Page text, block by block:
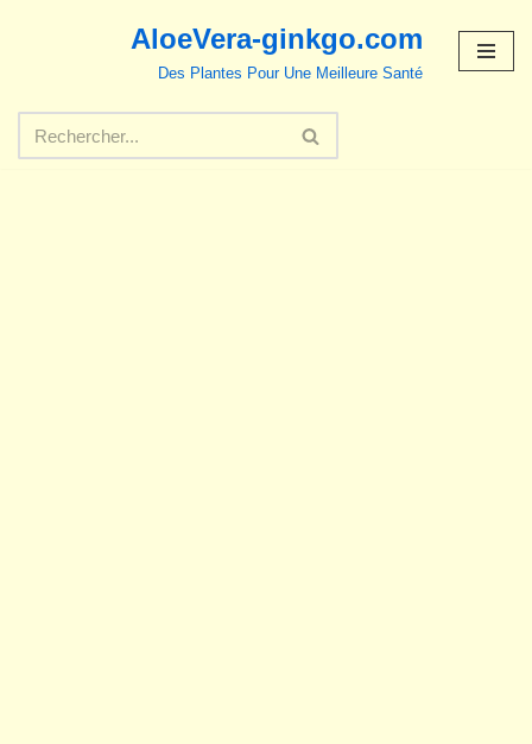
contenu
AloeVera-ginkgo.com
Des Plantes Pour Une Meilleure Santé